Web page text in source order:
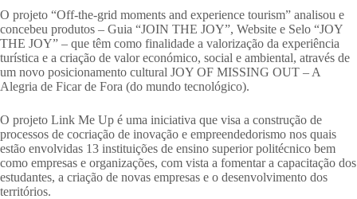
O projeto “Off-the-grid moments and experience tourism” analisou e
concebeu produtos – Guia “JOIN THE JOY”, Website e Selo “JOY
THE JOY” – que têm como finalidade a valorização da experiência
turística e a criação de valor económico, social e ambiental, através de
um novo posicionamento cultural JOY OF MISSING OUT – A
Alegria de Ficar de Fora (do mundo tecnológico).
O projeto Link Me Up é uma iniciativa que visa a construção de
processos de cocriação de inovação e empreendedorismo nos quais
estão envolvidas 13 instituições de ensino superior politécnico bem
como empresas e organizações, com vista a fomentar a capacitação dos
estudantes, a criação de novas empresas e o desenvolvimento dos
territórios.